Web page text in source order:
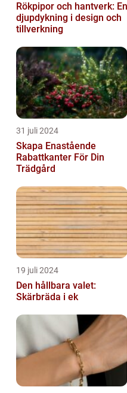
Rökpipor och hantverk: En
djupdykning i design och
tillverkning
31 juli 2024
Skapa Enastående
Rabattkanter För Din
Trädgård
19 juli 2024
Den hållbara valet:
Skärbräda i ek